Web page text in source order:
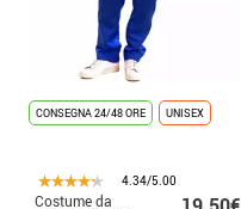
CONSEGNA 24/48 ORE UNISEX
4.34/5.00
Costume da